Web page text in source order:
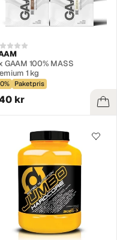
GAAM 100% MASS
1 kg
Paketpris
kr